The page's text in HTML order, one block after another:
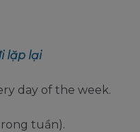
lặp lại
day of the week.
tuần).